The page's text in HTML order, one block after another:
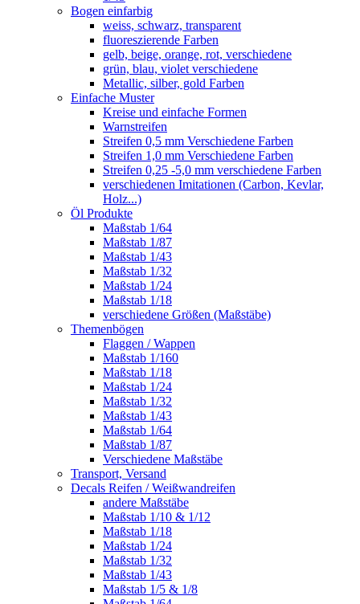
Bogen einfarbig
weiss, schwarz, transparent
fluoreszierende Farben
gelb, beige, orange, rot, verschiedene
grün, blau, violet verschiedene
Metallic, silber, gold Farben
Einfache Muster
Kreise und einfache Formen
Warnstreifen
Streifen 0,5 mm Verschiedene Farben
Streifen 1,0 mm Verschiedene Farben
Streifen 0,25 -5,0 mm verschiedene Farben
verschiedenen Imitationen (Carbon, Kevlar,
Holz...)
Öl Produkte
Maßstab 1/64
Maßstab 1/87
Maßstab 1/43
Maßstab 1/32
Maßstab 1/24
Maßstab 1/18
verschiedene Größen (Maßstäbe)
Themenbögen
Flaggen / Wappen
Maßstab 1/160
Maßstab 1/18
Maßstab 1/24
Maßstab 1/32
Maßstab 1/43
Maßstab 1/64
Maßstab 1/87
Verschiedene Maßstäbe
Transport, Versand
Decals Reifen / Weißwandreifen
andere Maßstäbe
Maßstab 1/10 & 1/12
Maßstab 1/18
Maßstab 1/24
Maßstab 1/32
Maßstab 1/43
Maßstab 1/5 & 1/8